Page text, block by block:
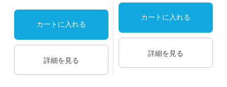
カートに入れる
詳細を見る
カートに入れる
詳細を見る